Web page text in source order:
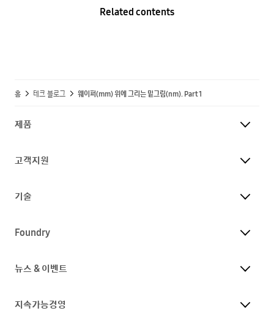
Related contents
홈 테크 블로그 웨이퍼(mm) 위에 그리는 밑그림(nm). Part 1
제품
고객지원
기술
Foundry
뉴스 & 이벤트
지속가능경영